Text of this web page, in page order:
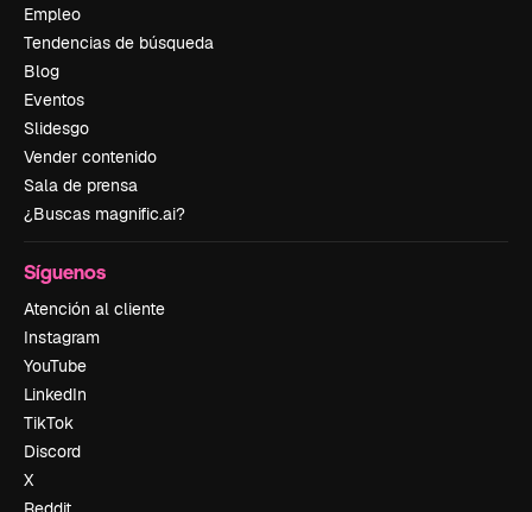
Empleo
Tendencias de búsqueda
Blog
Eventos
Slidesgo
Vender contenido
Sala de prensa
¿Buscas magnific.ai?
Síguenos
Atención al cliente
Instagram
YouTube
LinkedIn
TikTok
Discord
X